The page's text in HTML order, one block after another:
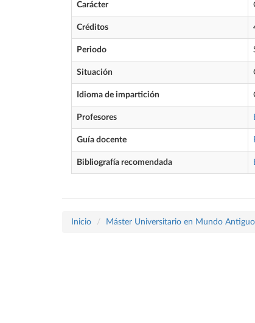
Carácter
Créditos
Periodo
Situación
Idioma de impartición
Profesores
Guía docente
Bibliografía recomendada
Inicio Máster Universitario en Mundo